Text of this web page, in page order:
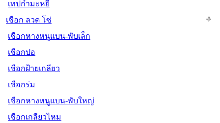
เทปกำมะหยี่
เชือก ลวด โซ่
เชือกหางหนูแบน-พับเล็ก
เชือกปอ
เชือกฝ้ายเกลียว
เชือกร่ม
เชือกหางหนูแบน-พับใหญ่
เชือกเกลียวไหม